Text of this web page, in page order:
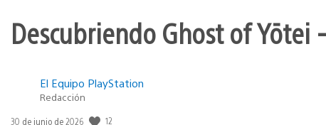
Descubriendo Ghost of
El Equipo PlayStation
Redacción
Fecha
30 de junio de 2026 12